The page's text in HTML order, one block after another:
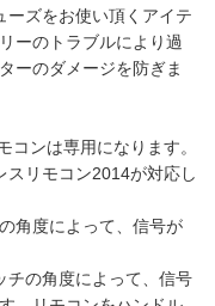
ズをお使い頂くアイテ
ーのトラブルにより過
ーのダメージを防ぎま
ンは専用になります。
リモコン2014が対応し
角度によって、信号が
の角度によって、信号